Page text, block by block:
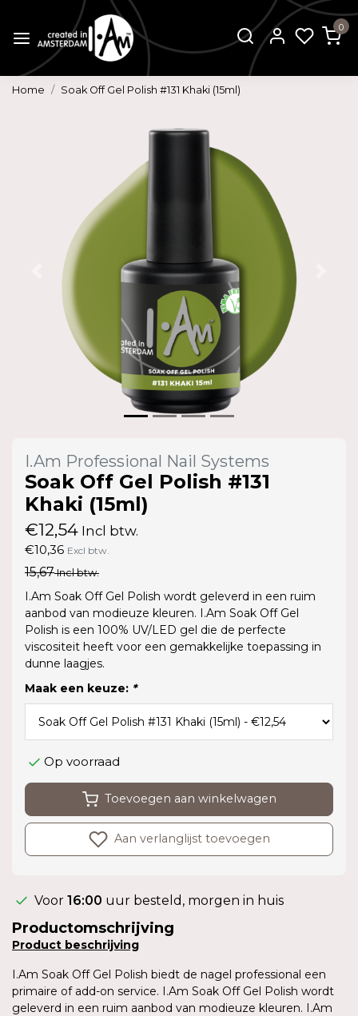
0
Home Soak Off Gel Polish #131 Khaki (15ml)
I.Am Professional Nail Systems
Soak Off Gel Polish #131
Khaki (15ml)
€12,54 Incl btw.
€10,36 Excl btw.
15,67Incl btw.
I.Am Soak Off Gel Polish wordt geleverd in een ruim
aanbod van modieuze kleuren. I.Am Soak Off Gel
Polish is een 100% UV/LED gel die de perfecte
viscositeit heeft voor een gemakkelijke toepassing in
dunne laagjes.
Maak een keuze: *
Op voorraad
Toevoegen aan winkelwagen
Aan verlanglijst toevoegen
Voor 16:00 uur besteld, morgen in huis
Productomschrijving
Product beschrijving
I.Am Soak Off Gel Polish biedt de nagel professional een
primaire of add-on service. I.Am Soak Off Gel Polish wordt
geleverd in een ruim aanbod van modieuze kleuren. I.Am